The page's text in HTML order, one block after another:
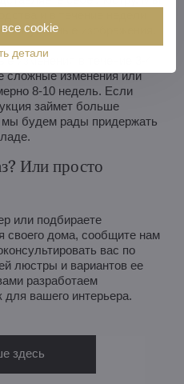
визуальные изображения.
изменения в течение 3-4
сложные изменения или
8-10 недель. Если
займет больше
мы будем рады придержать
Или просто
или подбираете
своего дома, сообщите нам
вас по
люстры и вариантов ее
разработаем
вашего интерьера.
здесь
детали
cookie